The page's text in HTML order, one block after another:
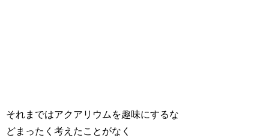
それまではアクアリウムを趣味にするな
どまったく考えたことがなく